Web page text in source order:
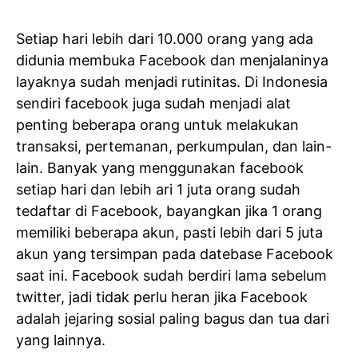
Setiap hari lebih dari 10.000 orang yang ada
didunia membuka Facebook dan menjalaninya
layaknya sudah menjadi rutinitas. Di Indonesia
sendiri facebook juga sudah menjadi alat
penting beberapa orang untuk melakukan
transaksi, pertemanan, perkumpulan, dan lain-
lain. Banyak yang menggunakan facebook
setiap hari dan lebih ari 1 juta orang sudah
tedaftar di Facebook, bayangkan jika 1 orang
memiliki beberapa akun, pasti lebih dari 5 juta
akun yang tersimpan pada datebase Facebook
saat ini. Facebook sudah berdiri lama sebelum
twitter, jadi tidak perlu heran jika Facebook
adalah jejaring sosial paling bagus dan tua dari
yang lainnya.